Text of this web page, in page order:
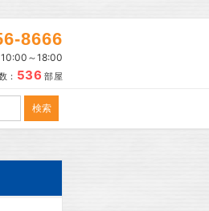
8666
10:00～18:00
： 536 部屋